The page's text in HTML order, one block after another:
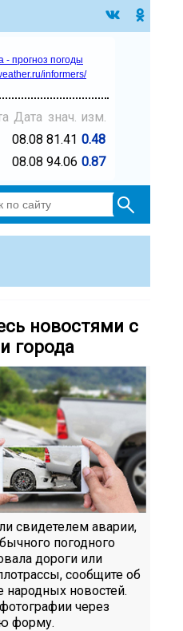
- прогноз погоды
informers/
Дата знач. изм.
08.08 81.41 0.48
08.08 94.06 0.87
новостями с
города
свидетелем аварии,
погодного
дороги или
сообщите об
народных новостей.
через
форму.